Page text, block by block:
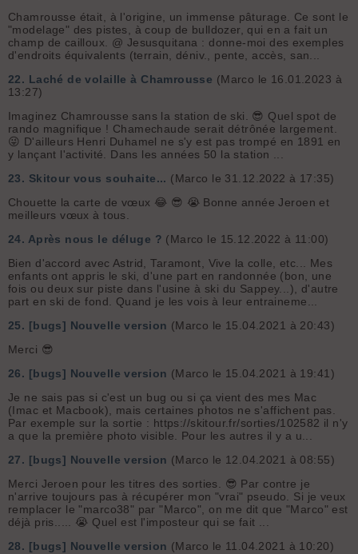
Chamrousse était, à l'origine, un immense pâturage. Ce sont le
"modelage" des pistes, à coup de bulldozer, qui en a fait un
champ de cailloux. @ Jesusquitana : donne-moi des exemples
d'endroits équivalents (terrain, déniv., pente, accès, san...
22. Laché de volaille à Chamrousse (Marco le 16.01.2023 à
13:27)
Imaginez Chamrousse sans la station de ski. 😎 Quel spot de
rando magnifique ! Chamechaude serait détrônée largement.
😜 D'ailleurs Henri Duhamel ne s'y est pas trompé en 1891 en
y lançant l'activité. Dans les années 50 la station ...
23. Skitour vous souhaite... (Marco le 31.12.2022 à 17:35)
Chouette la carte de vœux 😂 😎 😭 Bonne année Jeroen et
meilleurs vœux à tous.
24. Après nous le déluge ? (Marco le 15.12.2022 à 11:00)
Bien d'accord avec Astrid, Taramont, Vive la colle, etc... Mes
enfants ont appris le ski, d'une part en randonnée (bon, une
fois ou deux sur piste dans l'usine à ski du Sappey...), d'autre
part en ski de fond. Quand je les vois à leur entraineme...
25. [bugs] Nouvelle version (Marco le 15.04.2021 à 20:43)
Merci 😎
26. [bugs] Nouvelle version (Marco le 15.04.2021 à 19:41)
Je ne sais pas si c'est un bug ou si ça vient des mes Mac
(Imac et Macbook), mais certaines photos ne s'affichent pas.
Par exemple sur la sortie : https://skitour.fr/sorties/102582 il n'y
a que la première photo visible. Pour les autres il y a u...
27. [bugs] Nouvelle version (Marco le 12.04.2021 à 08:55)
Merci Jeroen pour les titres des sorties. 😎 Par contre je
n'arrive toujours pas à récupérer mon "vrai" pseudo. Si je veux
remplacer le "marco38" par "Marco", on me dit que "Marco" est
déjà pris..... 😭 Quel est l'imposteur qui se fait ...
28. [bugs] Nouvelle version (Marco le 11.04.2021 à 10:20)